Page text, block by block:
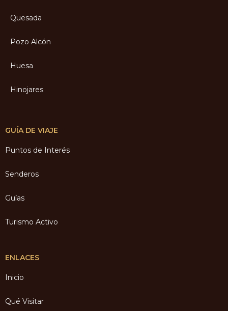
Quesada
Pozo Alcón
Huesa
Hinojares
GUÍA DE VIAJE
Puntos de Interés
Senderos
Guías
Turismo Activo
ENLACES
Inicio
Qué Visitar